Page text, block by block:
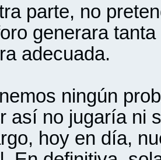
parte, no
generara
adecuada.
ningún
así no jugaría ni
hoy en día,